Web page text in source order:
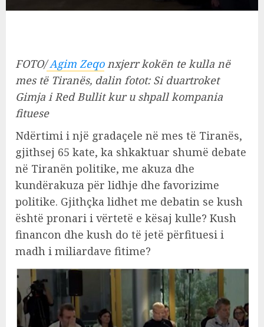
FOTO/Agim Zeqonxjerr kokën te kulla në
mes të Tiranës, dalin fotot: Si duartroket
Gimja i Red Bullit kur u shpall kompania
fituese
Ndërtimi i një gradaçele në mes të Tiranës,
gjithsej 65 kate, ka shkaktuar shumë debate
në Tiranën politike, me akuza dhe
kundërakuza për lidhje dhe favorizime
politike. Gjithçka lidhet me debatin se kush
është pronari i vërtetë e kësaj kulle? Kush
financon dhe kush do të jetë përfituesi i
madh i miliardave fitime?